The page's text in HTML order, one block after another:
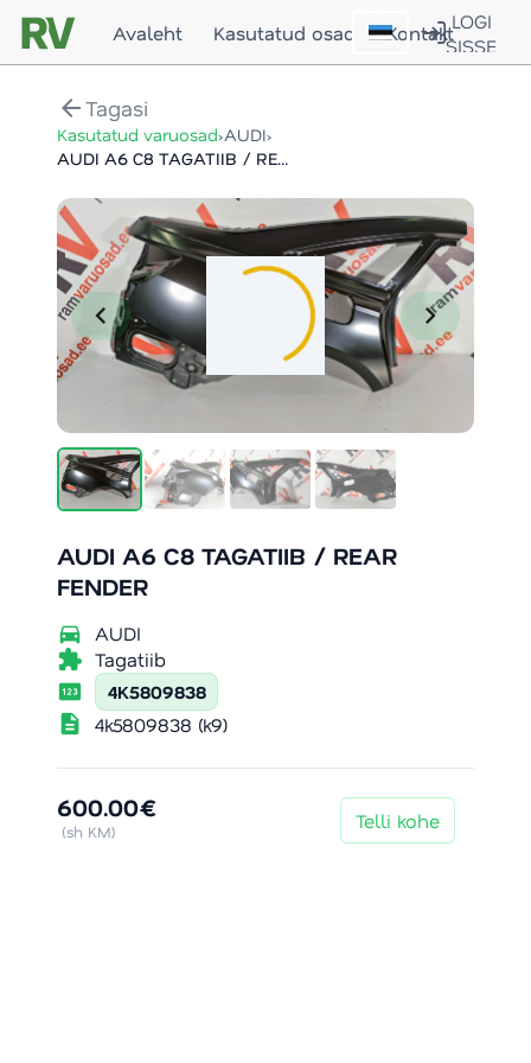
Avaleht Kasutatud osad KontaktLOGI
SISSE
arrow_backTagasi
Kasutatud varuosad›AUDI›
AUDI A6 C8 TAGATIIB / REAR FENDER
chevron_left chevron_right
AUDI A6 C8 TAGATIIB / REAR
FENDER
directions_car AUDI
extension Tagatiib
pin 4K5809838
description 4k5809838 (k9)
600.00€
(sh KM) Telli kohe